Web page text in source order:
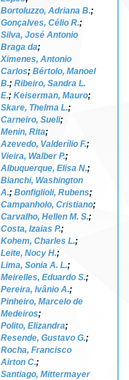
Bortoluzzo, Adriana B.;
Gonçalves, Célio R.;
Silva, José Antonio
Braga da;
Ximenes, Antonio
Carlos; Bértolo, Manoel
B.; Ribeiro, Sandra L.
E.; Keiserman, Mauro;
Skare, Thelma L.;
Carneiro, Sueli;
Menin, Rita;
Azevedo, Valderílio F.;
Vieira, Walber P.;
Albuquerque, Elisa N.;
Bianchi, Washington
A.; Bonfiglioli, Rubens;
Campanholo, Cristiano;
Carvalho, Hellen M. S.;
Costa, Izaias P.;
Kohem, Charles L.;
Leite, Nocy H.;
Lima, Sonia A. L.;
Meirelles, Eduardo S.;
Pereira, Ivânio A.;
Pinheiro, Marcelo de
Medeiros;
Polito, Elizandra;
Resende, Gustavo G.;
Rocha, Francisco
Airton C.;
Santiago, Mittermayer